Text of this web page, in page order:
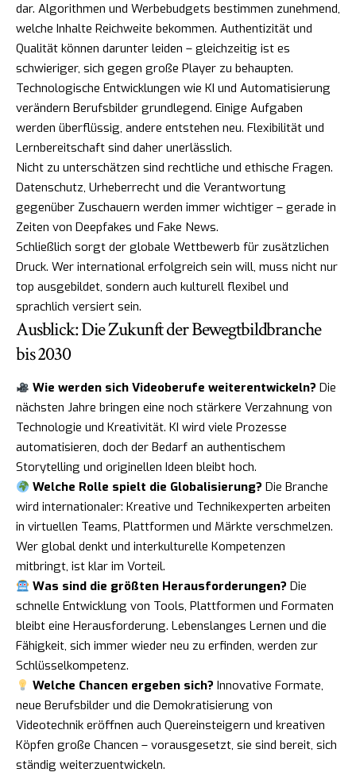
dar. Algorithmen und Werbebudgets bestimmen zunehmend,
welche Inhalte Reichweite bekommen. Authentizität und
Qualität können darunter leiden – gleichzeitig ist es
schwieriger, sich gegen große Player zu behaupten.
Technologische Entwicklungen wie KI und Automatisierung
verändern Berufsbilder grundlegend. Einige Aufgaben
werden überflüssig, andere entstehen neu. Flexibilität und
Lernbereitschaft sind daher unerlässlich.
Nicht zu unterschätzen sind rechtliche und ethische Fragen.
Datenschutz, Urheberrecht und die Verantwortung
gegenüber Zuschauern werden immer wichtiger – gerade in
Zeiten von Deepfakes und Fake News.
Schließlich sorgt der globale Wettbewerb für zusätzlichen
Druck. Wer international erfolgreich sein will, muss nicht nur
top ausgebildet, sondern auch kulturell flexibel und
sprachlich versiert sein.
Ausblick: Die Zukunft der Bewegtbildbranche
bis 2030
Wie werden sich Videoberufe weiterentwickeln? Die
nächsten Jahre bringen eine noch stärkere Verzahnung von
Technologie und Kreativität. KI wird viele Prozesse
automatisieren, doch der Bedarf an authentischem
Storytelling und originellen Ideen bleibt hoch.
Welche Rolle spielt die Globalisierung? Die Branche
wird internationaler: Kreative und Technikexperten arbeiten
in virtuellen Teams, Plattformen und Märkte verschmelzen.
Wer global denkt und interkulturelle Kompetenzen
mitbringt, ist klar im Vorteil.
Was sind die größten Herausforderungen? Die
schnelle Entwicklung von Tools, Plattformen und Formaten
bleibt eine Herausforderung. Lebenslanges Lernen und die
Fähigkeit, sich immer wieder neu zu erfinden, werden zur
Schlüsselkompetenz.
Welche Chancen ergeben sich? Innovative Formate,
neue Berufsbilder und die Demokratisierung von
Videotechnik eröffnen auch Quereinsteigern und kreativen
Köpfen große Chancen – vorausgesetzt, sie sind bereit, sich
ständig weiterzuentwickeln.